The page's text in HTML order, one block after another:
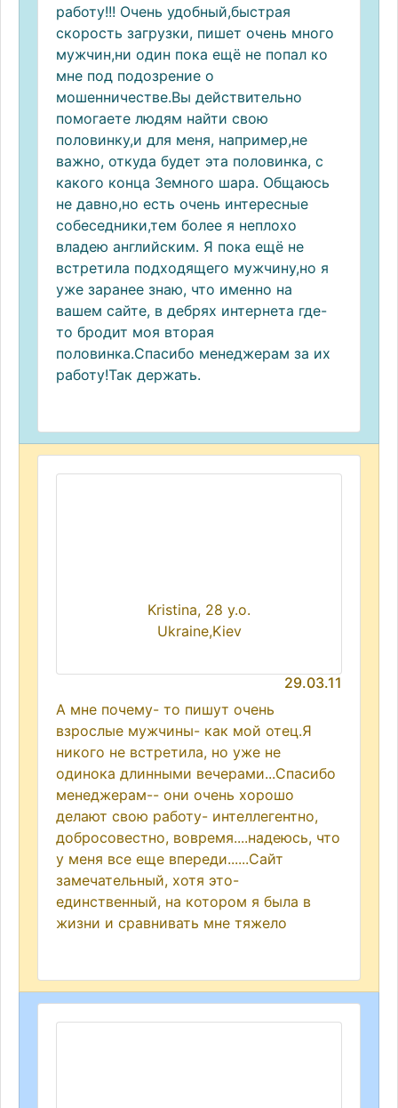
работу!!! Очень удобный,быстрая
скорость загрузки, пишет очень много
мужчин,ни один пока ещё не попал ко
мне под подозрение о
мошенничестве.Вы действительно
помогаете людям найти свою
половинку,и для меня, например,не
важно, откуда будет эта половинка, с
какого конца Земного шара. Общаюсь
не давно,но есть очень интересные
собеседники,тем более я неплохо
владею английским. Я пока ещё не
встретила подходящего мужчину,но я
уже заранее знаю, что именно на
вашем сайте, в дебрях интернета где-
то бродит моя вторая
половинка.Спасибо менеджерам за их
работу!Так держать.
Kristina, 28 y.o.
Ukraine,Kiev
29.03.11
А мне почему- то пишут очень
взрослые мужчины- как мой отец.Я
никого не встретила, но уже не
одинока длинными вечерами...Спасибо
менеджерам-- они очень хорошо
делают свою работу- интеллегентно,
добросовестно, вовремя....надеюсь, что
у меня все еще впереди......Сайт
замечательный, хотя это-
единственный, на котором я была в
жизни и сравнивать мне тяжело